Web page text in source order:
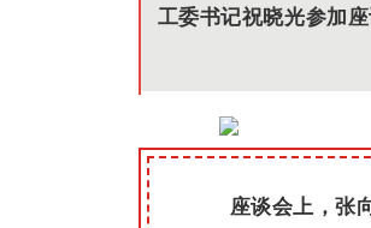
工委书记祝晓光参加座
座谈会上，张